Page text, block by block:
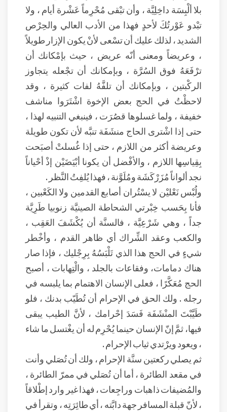
بلا ألْبِسَة داخِلِيَّة ، وأن تبْقى مُحْرِماً عَشْرة أيام ، ولا
تبْدو عَوْرتُكَ لأحدٍ فهذا من الأدب العالي والحِرْص
الشديد ، لذلك عليك أن تسْعى لأنْ يكون الإزار طويلاً
، وعريضاً ومعنى أنّه عريض ، حيث بإمْكانك أن
ترْفَعَهُ فوق السُرَّة ، وبإمكانك أن تجْعله يتجاوز
الركْبتين ، وبإمكانك أن تلفَّهُ لفات كثيرة ، وقد
لاحظْتُ في الحج بعض الإخوة اشْتَرَوا مناشف
خفيفة ، ولما غسلوها قصُرَت ، فينبغي التنبيه لهذا ،
حتى إذا اشْترى الحاج منشَفَة تنبَّه لأن تكون طويلة
وعريضة أكثر من اللازم ، حتى إذا غُسلتْ أصبَحت
بِقِياسِها اللازم ، والأفْضل أن يكونا أبْيَضَيْن إذْ أحْياناً
نجد ألواناً مُزَرْكَشَة ومُلَوَّنة ، فهذا يُلفِتُ النَّظر .
ولُبْس نَعْليْن لا يسْتُران أصابع القدمين ولا الكَعْبين ،
فأنا بِحَسب خِبْرتي الشحاطة الصينيَّة زنوبيا طَرِيَّة
جداً ، وهي شَرْعِيَّة ، فالسنَّة أن يُكْشَفَ العَقِب ،
والكعب وعقد الشِّراك أي ظاهر القدم ، وأخْطر
شيءٍ في الحج هذا الذي تَلْبَسُهُ بِرِجْليك ، فإذا صار
هناك دمامات، وفقاعات بالجلد ، والْتِهابات ، أصبح
الحج مُعَكَّرًا ، فعلى الإنسان الاهتمام بما يلبسه في
رجله . ولك الحق في الإحرام أن تُطَيّب بدنك ، فلو
طَيَّبْتَ المنْشَفَة فَسَدَ إحْرامك ، لأنَّ الطيب يبقى
فيها، ثمَّ إنّ الإنسان حينما يُحْرِم له أن يغْتسل ما شاء
، ويعود ويرْتدي ثياب الإحرام .
ثم يصلي ركعتين سنَّة الإحرام ، ولك أن تُصَلي وأنت
في مقعد الطائرة ، أما أن تُصَلي في ممرّ الطائرة ،
والمُضيفات ذاهبات وراجِعات ، فهذا غير وارد إطْلاقاً
، لأنّ قبلة المسافر جهة دابَّته ، أي طائِرَتِه ، وتقرأ في